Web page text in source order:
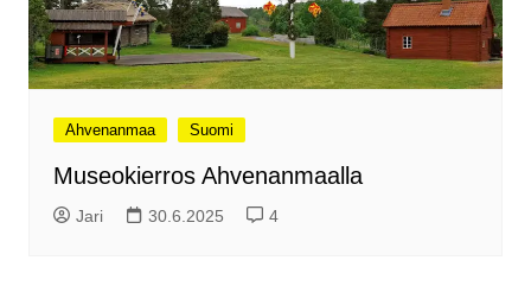
Ahvenanmaa Suomi
Museokierros Ahvenanmaalla
Jari 30.6.2025 4